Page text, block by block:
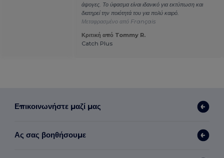
άψογες. Το ύφασμα είναι ιδανικό για εκτύπωση και
διατηρεί την ποιότητά του για πολύ καιρό.
Μεταφρασμένο από Français
Κριτική από Tommy R.
Catch Plus
Επικοινωνήστε μαζί μας
Ας σας βοηθήσουμε